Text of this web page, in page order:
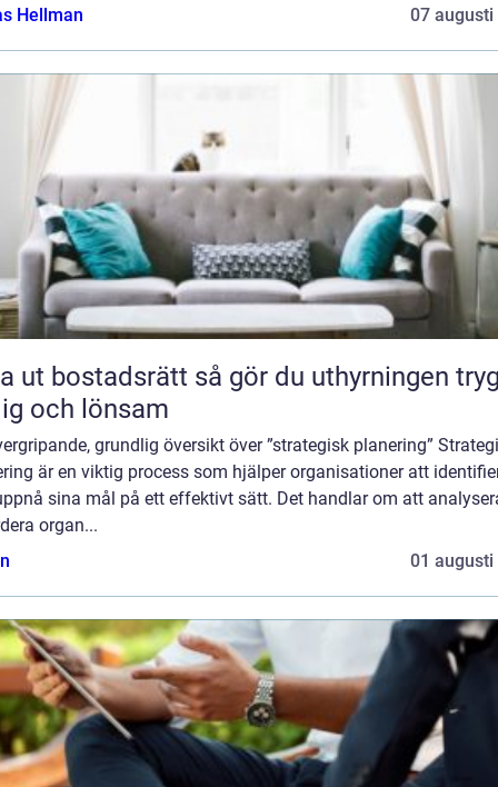
Hellman
07 augusti
så gör du uthyrningen trygg,
och lönsam
grundlig översikt över ”strategisk planering”
är en viktig process som hjälper organisationer att
sina mål på ett effektivt sätt. Det handlar om att
organ...
01 augusti